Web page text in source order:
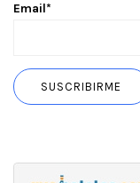
Email*